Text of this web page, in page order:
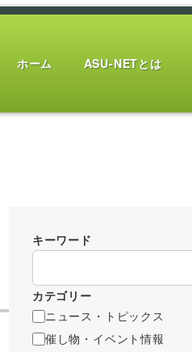
ホーム ASU-NETとは
キーワード
カテゴリー
ニュース・トピックス
催し物・イベント情報